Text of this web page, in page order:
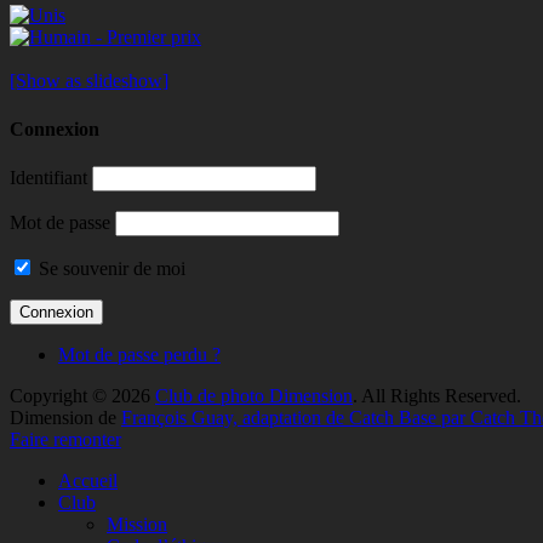
[Show as slideshow]
Connexion
Identifiant
Mot de passe
Se souvenir de moi
Mot de passe perdu ?
Copyright © 2026 Club de photo Dimension. All Rights Reserved.
Dimension de François Guay, adaptation de Catch Base par Catch
Faire remonter
Accueil
Club
Mission